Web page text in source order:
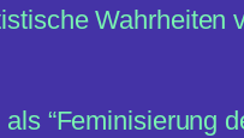
Wahrheiten
“Feminisierung